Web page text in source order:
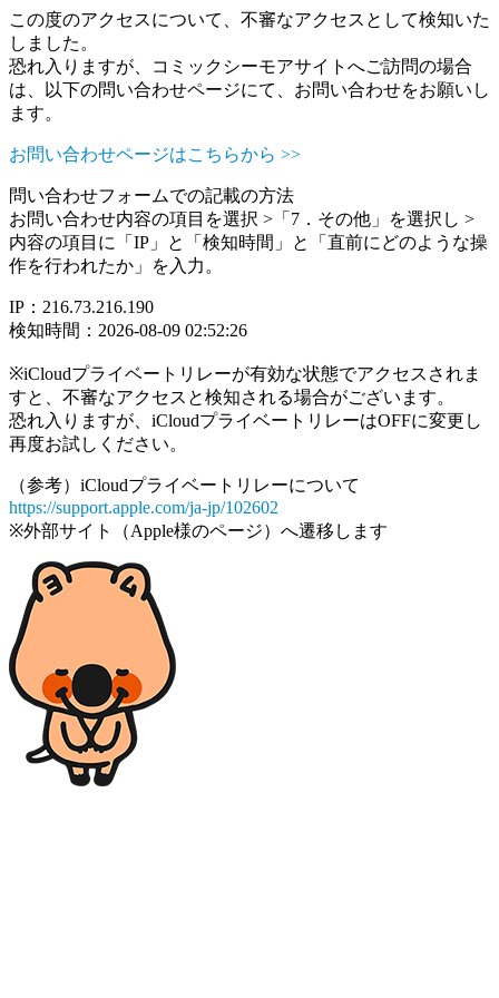
この度のアクセスについて、不審なアクセスとして検知いた
しました。
恐れ入りますが、コミックシーモアサイトへご訪問の場合
は、以下の問い合わせページにて、お問い合わせをお願いし
ます。
お問い合わせページはこちらから >>
問い合わせフォームでの記載の方法
お問い合わせ内容の項目を選択 >「7．その他」を選択し >
内容の項目に「IP」と「検知時間」と「直前にどのような操
作を行われたか」を入力。
IP：216.73.216.190
検知時間：2026-08-09 02:52:26
※iCloudプライベートリレーが有効な状態でアクセスされま
すと、不審なアクセスと検知される場合がございます。
恐れ入りますが、iCloudプライベートリレーはOFFに変更し
再度お試しください。
（参考）iCloudプライベートリレーについて
https://support.apple.com/ja-jp/102602
※外部サイト（Apple様のページ）へ遷移します